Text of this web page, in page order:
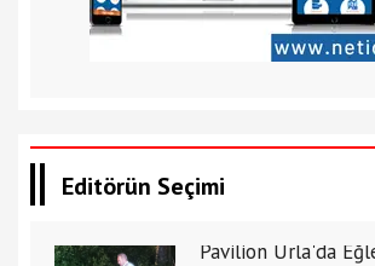
Editörün Seçimi
Pavilion Urla'da